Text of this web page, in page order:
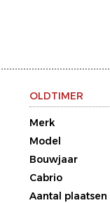
OLDTIMER
Merk
Model
Bouwjaar
Cabrio
Aantal plaatsen